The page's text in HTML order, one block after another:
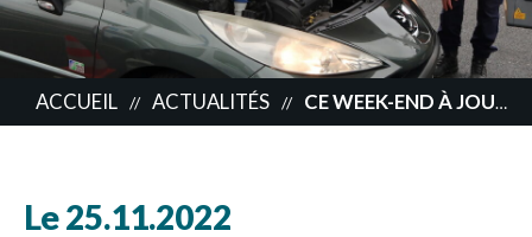
ACCUEIL // ACTUALITÉS // CE WEEK-END À JOUÉ, LE PROGRAMME !
Le 25.11.2022